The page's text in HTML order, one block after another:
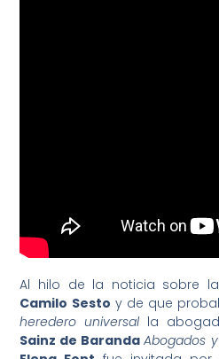
Al hilo de la noticia sobre
Camilo Sesto y de que
heredero universalla
Sainz de BarandaAbogados